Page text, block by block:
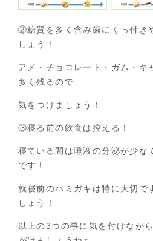
②糖質を多く含み歯にくっ付き
しょう！
アメ・チョコレート・ガム・キ
多く残るので
気をつけましょう！
③寝る前の飲食は控える！
寝ている間は唾液の分泌が少な
です！
就寝前のハミガキは特に大切で
しょう！
以上の3つの事に気を付けなが